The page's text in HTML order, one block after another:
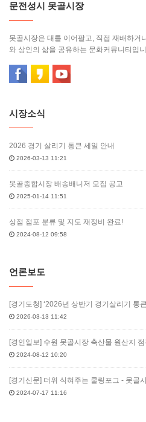
문전성시 못골시장
못골시장은 대를 이어팔고, 직접 재배하거
와 상인의 삶을 공유하는 문화커뮤니티입
시장소식
2026 경기 살리기 통큰 세일 안내
2026-03-13 11:21
못골종합시장 배송배니저 모집 공고
2025-01-14 11:51
상점 점포 분류 및 지도 재정비 완료!
2024-08-12 09:58
언론보도
[경기도청] ‘2026년 상반기 경기살리기 통
2026-03-13 11:42
[경인일보] 수원 못골시장 축산물 원산지
2024-08-12 10:20
[경기신문] 더위 식혀주는 쿨링포그 - 못골
2024-07-17 11:16